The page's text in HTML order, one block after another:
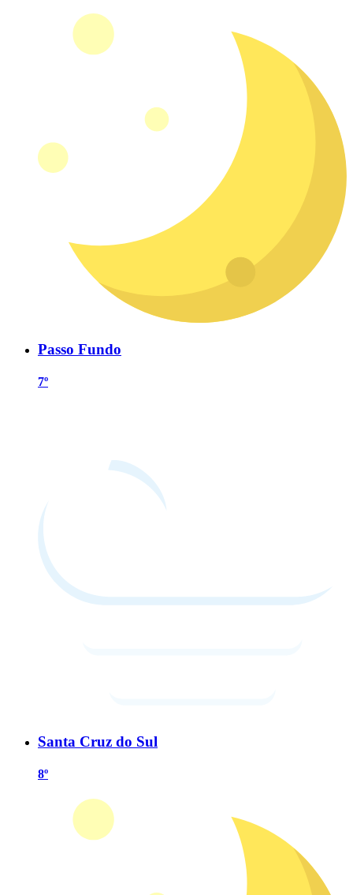
Passo Fundo
7º
Santa Cruz do Sul
8º